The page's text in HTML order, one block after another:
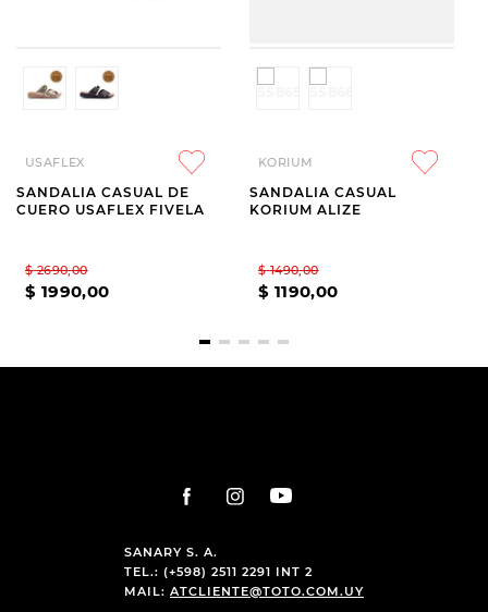
USAFLEX
SANDALIA CASUAL DE
CUERO USAFLEX FIVELA
$ 2690,00
$ 1990,00
KORIUM
SANDALIA CASUAL
KORIUM ALIZE
$ 1490,00
$ 1190,00
SANARY S. A.
TEL.: (+598) 2511 2291 INT 2
MAIL: ATCLIENTE@TOTO.COM.UY